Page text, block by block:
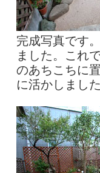
完成写真です
ました。これ
のあちこちに
に活かしまし